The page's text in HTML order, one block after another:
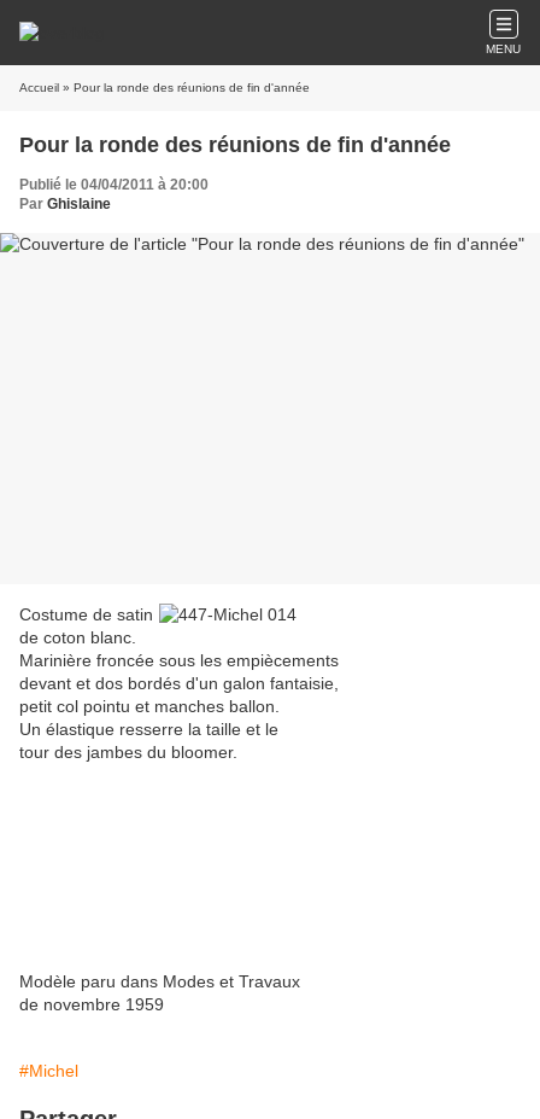
MENU
Accueil » Pour la ronde des réunions de fin d'année
Pour la ronde des réunions de fin d'année
Publié le 04/04/2011 à 20:00
Par Ghislaine
Costume de satin
de coton blanc.
Marinière froncée sous les empiècements
devant et dos bordés d'un galon fantaisie,
petit col pointu et manches ballon.
Un élastique resserre la taille et le
tour des jambes du bloomer.
Modèle paru dans Modes et Travaux
de novembre 1959
#Michel